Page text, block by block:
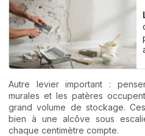
Autre levier important :
murales et les patères
grand volume de stockage. Ces
bien à une alcôve sous
chaque centimètre compte.